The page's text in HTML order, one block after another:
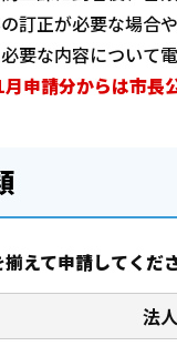
の訂正が必要な場合
要な内容について
申請分からは市長
えて申請してくださ
法